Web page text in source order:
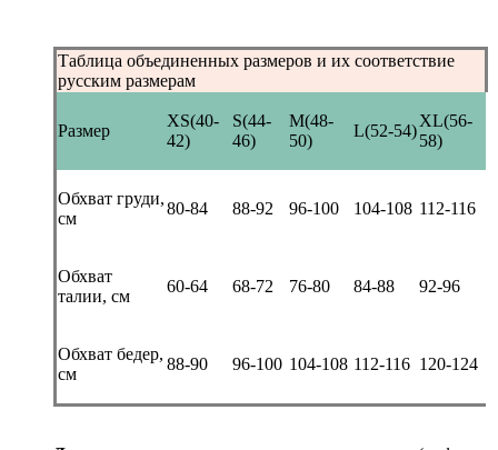
Таблица объединенных размеров и их соответствие
русским размерам
Размер
XS(40-
42)
S(44-
46)
M(48-
50)
L(52-54)
XL(56-
58)
Обхват груди,
см
80-84 88-92 96-100 104-108 112-116
Обхват
талии, см
60-64 68-72 76-80 84-88 92-96
Обхват бедер,
см
88-90 96-100 104-108 112-116 120-124